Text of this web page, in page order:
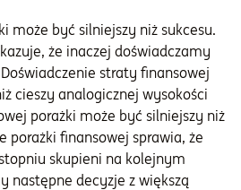
może być silniejszy niż sukcesu.
że inaczej doświadczamy
straty finansowej
cieszy analogicznej wysokości
porażki może być silniejszy niż
porażki finansowej sprawia, że
skupieni na kolejnym
następne decyzje z większą